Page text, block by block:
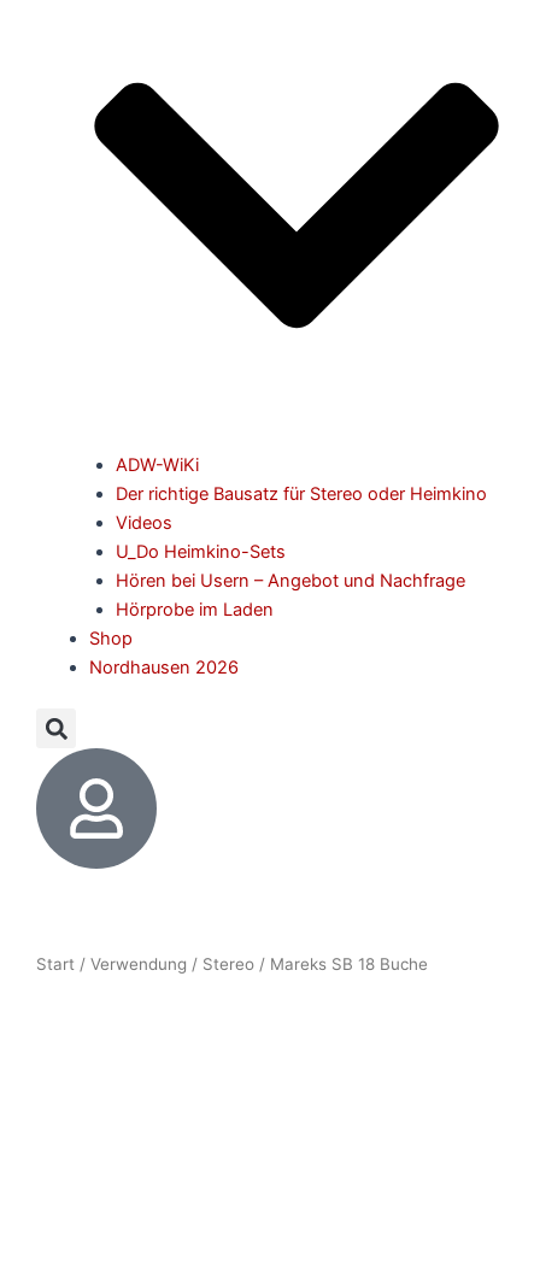
ADW-WiKi
Der richtige Bausatz für Stereo oder Heimkino
Videos
U_Do Heimkino-Sets
Hören bei Usern – Angebot und Nachfrage
Hörprobe im Laden
Shop
Nordhausen 2026
Start / Verwendung / Stereo / Mareks SB 18 Buche